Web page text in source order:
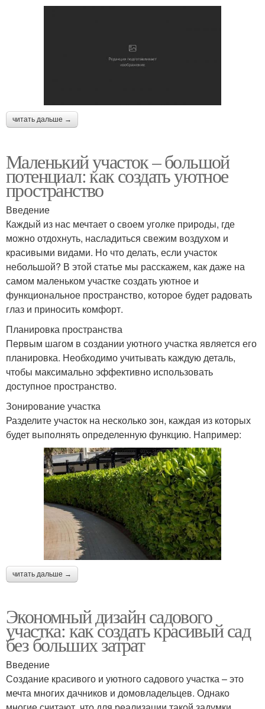
читать дальше →
Маленький участок – большой
потенциал: как создать уютное
пространство
Введение
Каждый из нас мечтает о своем уголке природы, где
можно отдохнуть, насладиться свежим воздухом и
красивыми видами. Но что делать, если участок
небольшой? В этой статье мы расскажем, как даже на
самом маленьком участке создать уютное и
функциональное пространство, которое будет радовать
глаз и приносить комфорт.
Планировка пространства
Первым шагом в создании уютного участка является его
планировка. Необходимо учитывать каждую деталь,
чтобы максимально эффективно использовать
доступное пространство.
Зонирование участка
Разделите участок на несколько зон, каждая из которых
будет выполнять определенную функцию. Например:
читать дальше →
Экономный дизайн садового
участка: как создать красивый сад
без больших затрат
Введение
Создание красивого и уютного садового участка – это
мечта многих дачников и домовладельцев. Однако